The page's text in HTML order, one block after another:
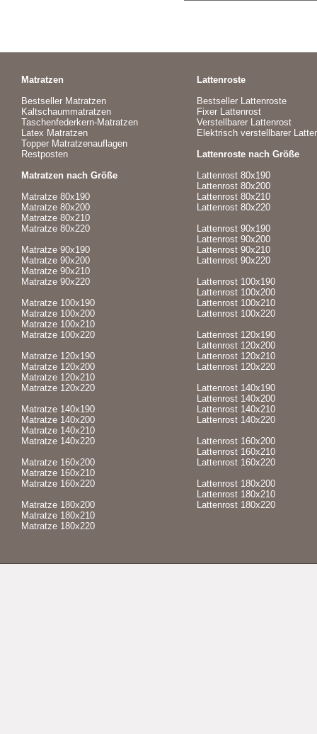
Matratzen
Bestseller Matratzen
Kaltschaummatratzen
Taschenfederkern-Matratzen
Latex Matratzen
Topper Matratzenauflagen
Restposten
Matratzen nach Größe
Matratze 80x190
Matratze 80x200
Matratze 80x210
Matratze 80x220
Matratze 90x190
Matratze 90x200
Matratze 90x210
Matratze 90x220
Matratze 100x190
Matratze 100x200
Matratze 100x210
Matratze 100x220
Matratze 120x190
Matratze 120x200
Matratze 120x210
Matratze 120x220
Matratze 140x190
Matratze 140x200
Matratze 140x210
Matratze 140x220
Matratze 160x200
Matratze 160x210
Matratze 160x220
Matratze 180x200
Matratze 180x210
Matratze 180x220
Lattenroste
Bestseller Lattenroste
Fixer Lattenrost
Verstellbarer Lattenrost
Elektrisch verstellbarer
Lattenroste nach Größe
Lattenrost 80x190
Lattenrost 80x200
Lattenrost 80x210
Lattenrost 80x220
Lattenrost 90x190
Lattenrost 90x200
Lattenrost 90x210
Lattenrost 90x220
Lattenrost 100x190
Lattenrost 100x200
Lattenrost 100x210
Lattenrost 100x220
Lattenrost 120x190
Lattenrost 120x200
Lattenrost 120x210
Lattenrost 120x220
Lattenrost 140x190
Lattenrost 140x200
Lattenrost 140x210
Lattenrost 140x220
Lattenrost 160x200
Lattenrost 160x210
Lattenrost 160x220
Lattenrost 180x200
Lattenrost 180x210
Lattenrost 180x220